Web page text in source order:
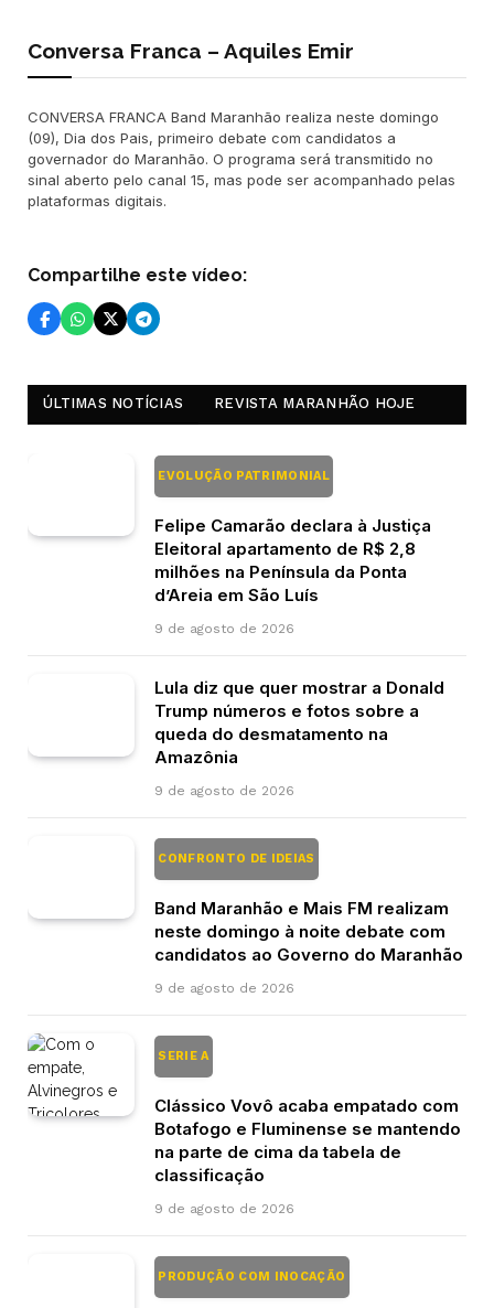
Conversa Franca – Aquiles Emir
CONVERSA FRANCA Band Maranhão realiza neste domingo
(09), Dia dos Pais, primeiro debate com candidatos a
governador do Maranhão. O programa será transmitido no
sinal aberto pelo canal 15, mas pode ser acompanhado pelas
plataformas digitais.
Compartilhe este vídeo:
ÚLTIMAS NOTÍCIAS REVISTA MARANHÃO HOJE
EVOLUÇÃO PATRIMONIAL
Felipe Camarão declara à Justiça
Eleitoral apartamento de R$ 2,8
milhões na Península da Ponta
d’Areia em São Luís
9 de agosto de 2026
Lula diz que quer mostrar a Donald
Trump números e fotos sobre a
queda do desmatamento na
Amazônia
9 de agosto de 2026
CONFRONTO DE IDEIAS
Band Maranhão e Mais FM realizam
neste domingo à noite debate com
candidatos ao Governo do Maranhão
9 de agosto de 2026
SERIE A
Clássico Vovô acaba empatado com
Botafogo e Fluminense se mantendo
na parte de cima da tabela de
classificação
9 de agosto de 2026
PRODUÇÃO COM INOCAÇÃO